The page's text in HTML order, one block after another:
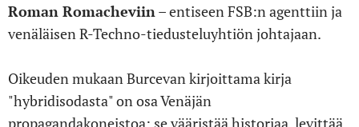
Roman Romacheviin – entiseen FSB:n agenttiin ja
venäläisen R-Techno-tiedusteluyhtiön johtajaan.
Oikeuden mukaan Burcevan kirjoittama kirja
"hybridisodasta" on osa Venäjän
propagandakoneistoa: se vääristää historiaa, levittää